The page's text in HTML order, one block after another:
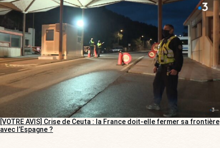
[VOTRE AVIS] Crise de Ceuta : la France doit-elle fermer sa frontière
avec l’Espagne ?